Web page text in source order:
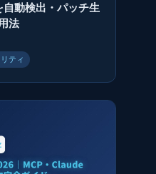
動検出・パッチ生
法
ティ